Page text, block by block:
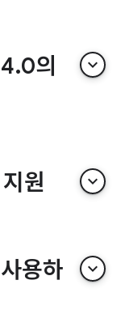
의
keyboard_arrow_down
원 keyboard_arrow_down
용하
keyboard_arrow_down